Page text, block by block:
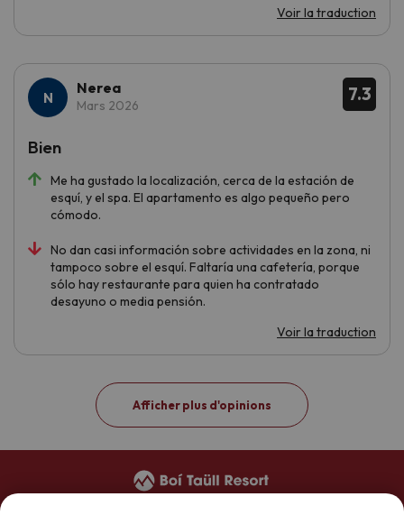
Voir la traduction
7.3
Nerea
Mars 2026
Me ha gustado la localización, cerca de la estación de
esquí, y el spa. El apartamento es algo pequeño pero
cómodo.
No dan casi información sobre actividades en la zona, ni
tampoco sobre el esquí. Faltaría una cafetería, porque
sólo hay restaurante para quien ha contratado
desayuno o media pensión.
Bien
Voir la traduction
Afficher plus d'opinions